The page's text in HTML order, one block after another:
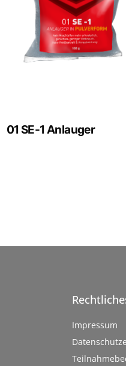
01 SE-1 Anlauger
Impressum